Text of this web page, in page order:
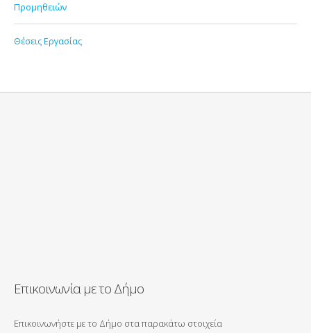
Προμηθειών
Θέσεις Εργασίας
Επικοινωνία με το Δήμο
Επικοινωνήστε με το Δήμο στα παρακάτω στοιχεία